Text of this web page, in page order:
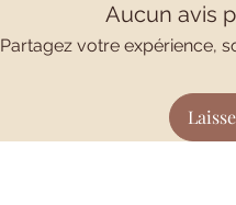
Aucun avis
Partagez votre expérience,